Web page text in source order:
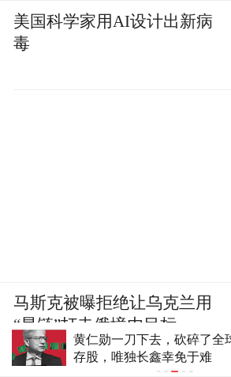
黄仁勋一刀下去，砍碎了全
存股，唯独长鑫幸免于难
美国科学家用AI设计出新病
毒
马斯克被曝拒绝让乌克兰用
“星链”打击俄境内目标